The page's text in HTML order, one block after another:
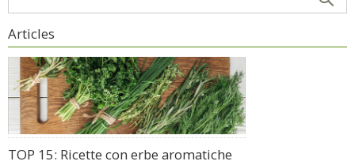
Articles
TOP 15: Ricette con erbe aromatiche